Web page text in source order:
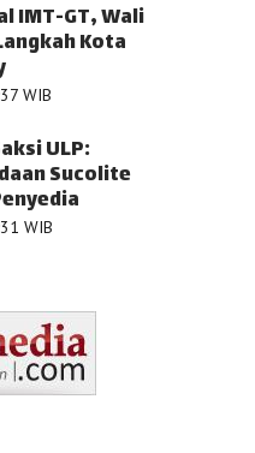
IMT-GT, Wali
Kota
WIB
ULP:
Sucolite
WIB